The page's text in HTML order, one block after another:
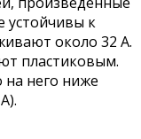
устойчивы к
около 32 А.
пластиковым.
него ниже